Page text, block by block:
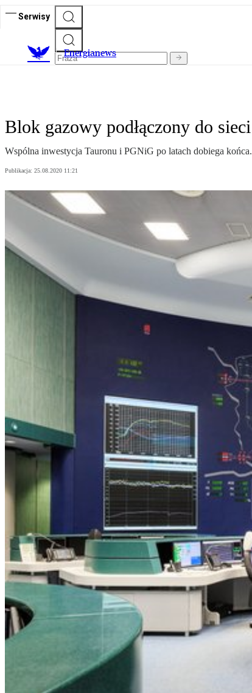
Serwisy
Energianews
Blok gazowy podłączony do sieci
Wspólna inwestycja Tauronu i PGNiG po latach dobiega końca.
Publikacja: 25.08.2020 11:21